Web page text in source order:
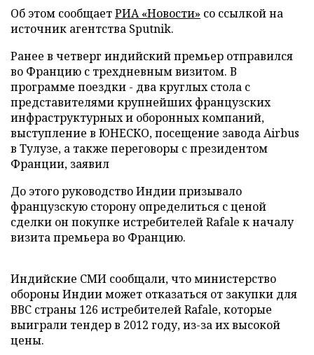
Об этом сообщаетРИА «Новости» со ссылкой на
источник агентства Sputnik.
Ранее в четверг индийский премьер отправился
во Францию с трехдневным визитом. В
программе поездки - два круглых стола с
представителями крупнейших французских
инфраструктурных и оборонных компаний,
выступление в ЮНЕСКО, посещение завода Airbus
в Тулузе, а также переговоры с президентом
Франции, заявил
До этого руководство Индии призывало
французскую сторону определиться с ценой
сделки он покупке истребителей Rafale к началу
визита премьера во Францию.
Индийские СМИ сообщали, что министерство
обороны Индии может отказаться от закупки для
ВВС страны 126 истребителей Rafale, которые
выиграли тендер в 2012 году, из-за их высокой
цены.